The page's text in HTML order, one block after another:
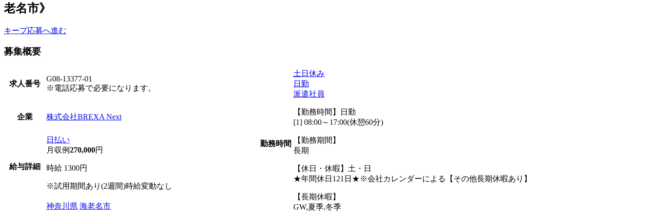
老名市》
キープ応募へ進む
募集概要
求人番号
G08-13377-01
※電話応募で必要になります。
企業 株式会社BREXA Next
給与詳細
日払い
月収例270,000円
時給 1300円
※試用期間あり(2週間)時給変動なし
神奈川県 海老名市
勤務時間
土日休み
日勤
派遣社員
【勤務時間】日勤
[1] 08:00～17:00(休憩60分)
【勤務期間】
長期
【休日・休暇】土・日
★年間休日121日★※会社カレンダーによる【その他長期休暇あり】
【長期休暇】
GW,夏季,冬季